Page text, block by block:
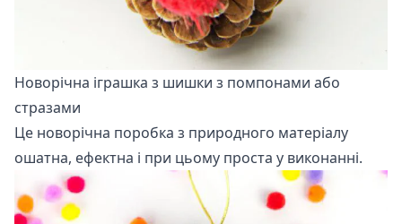
Новорічна іграшка з шишки з помпонами або
стразами
Це новорічна поробка з природного матеріалу
ошатна, ефектна і при цьому проста у виконанні.